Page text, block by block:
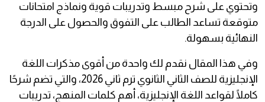
وتحتوي على شرح مبسط وتدريبات قوية ونماذج امتحانات
متوقعة تساعد الطالب على التفوق والحصول على الدرجة
النهائية بسهولة.
وفي هذا المقال نقدم لك واحدة من أقوى مذكرات اللغة
الإنجليزية للصف الثاني الثانوي ترم ثاني 2026، والتي تضم شرحًا
كاملًا لقواعد اللغة الإنجليزية، أهم كلمات المنهج، تدريبات